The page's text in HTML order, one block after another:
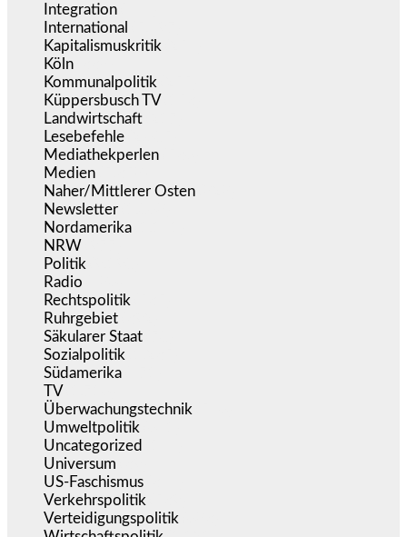
Integration
International
Kapitalismuskritik
Köln
Kommunalpolitik
Küppersbusch TV
Landwirtschaft
Lesebefehle
Mediathekperlen
Medien
Naher/Mittlerer Osten
Newsletter
Nordamerika
NRW
Politik
Radio
Rechtspolitik
Ruhrgebiet
Säkularer Staat
Sozialpolitik
Südamerika
TV
Überwachungstechnik
Umweltpolitik
Uncategorized
Universum
US-Faschismus
Verkehrspolitik
Verteidigungspolitik